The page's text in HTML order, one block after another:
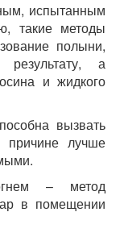
испытанным
такие методы
полыни,
а
и жидкого
вызвать
причине лучше
– метод
в помещении